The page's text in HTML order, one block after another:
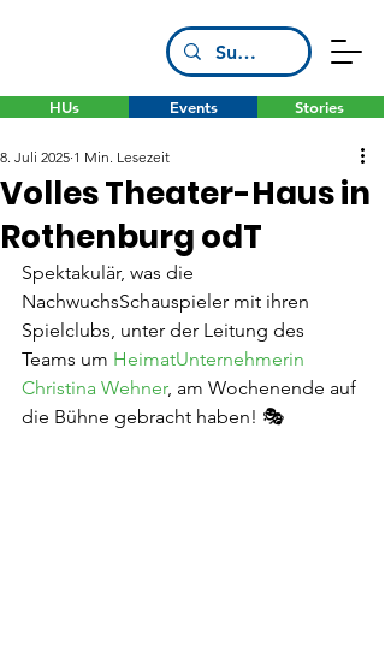
HUs Stories
Events
Volles Theater-Haus in
Rothenburg odT
8. Juli 2025 1 Min. Lesezeit
Spektakulär, was die
NachwuchsSchauspieler mit ihren
Spielclubs, unter der Leitung des
Teams um HeimatUnternehmerin
Christina Wehner, am Wochenende auf
die Bühne gebracht haben! 🎭